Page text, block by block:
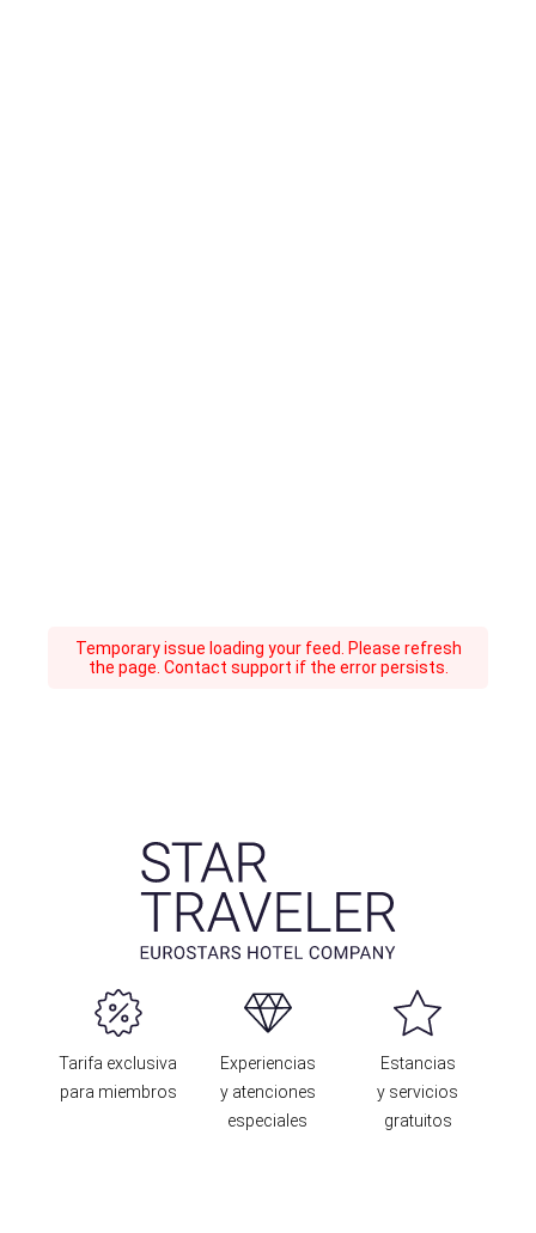
Temporary issue loading your feed. Please refresh
the page. Contact support if the error persists.
Tarifa exclusiva
para miembros
Experiencias
y atenciones
especiales
Estancias
y servicios
gratuitos